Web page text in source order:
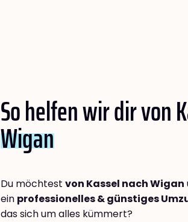
So helfen wir dir von
Wigan
Du möchtest von Kassel nach Wigan
ein professionelles & günstiges
das sich um alles kümmert?